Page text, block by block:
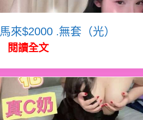
馬來$2000 .無套（光）
閱讀全文